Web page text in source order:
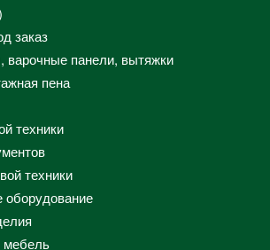
заказ
варочные панели, вытяжки
пена
техники
техники
оборудование
мебель